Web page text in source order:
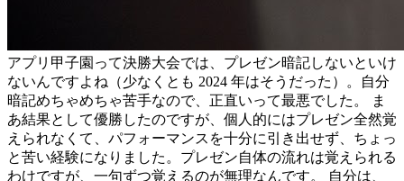
アプリ甲子園って決勝大会では、プレゼン暗記しないといけ
ないんですよね（少なくとも 2024 年はそうだった）。自分
暗記めちゃめちゃ苦手なので、正直いって最悪でした。 ま
あ結果として優勝したのですが、個人的にはプレゼン全然覚
えられなくて、パフォーマンスを十分に引き出せず、ちょっ
と苦い経験になりました。プレゼン自体の流れは覚えられる
わけですが、一句ずつ覚えるのが無理なんです。 自分は、